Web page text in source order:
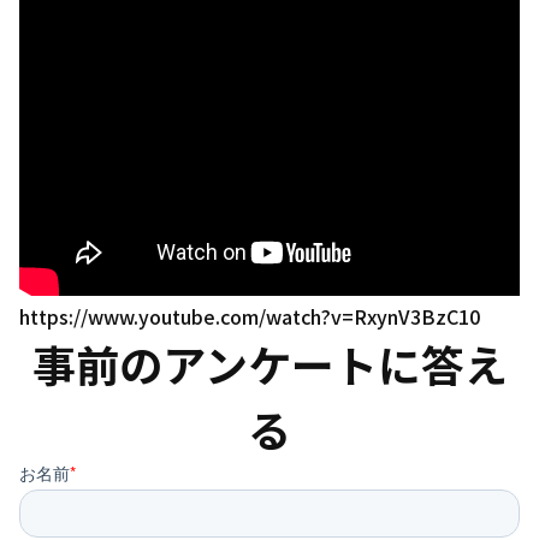
https://www.youtube.com/watch?v=RxynV3BzC10
事前のアンケートに答え
る